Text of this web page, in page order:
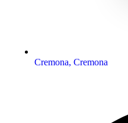
Cremona, Cremona